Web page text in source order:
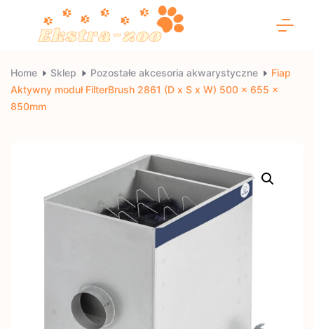
Ekstra-
zoo
Home Sklep Pozostałe akcesoria akwarystyczne
Fiap
Aktywny moduł FilterBrush 2861 (D x S x W) 500 x 655 x
850mm